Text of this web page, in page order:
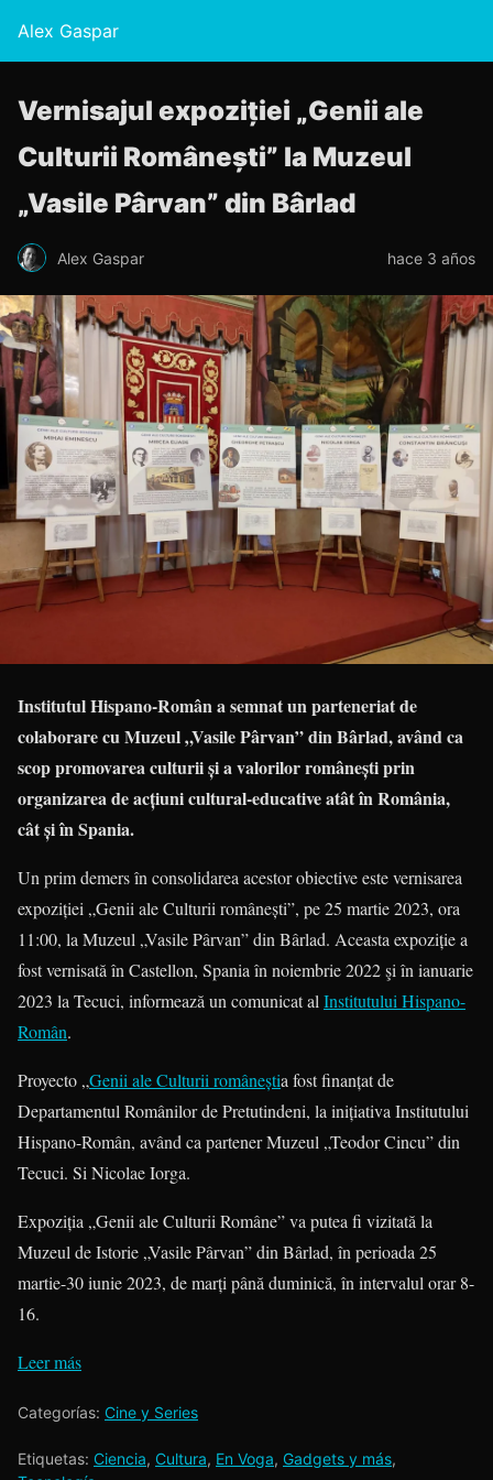
Alex Gaspar
Vernisajul expoziției „Genii ale
Culturii Românești” la Muzeul
„Vasile Pârvan” din Bârlad
Alex Gaspar hace 3 años
Institutul Hispano-Român a semnat un parteneriat de
colaborare cu Muzeul „Vasile Pârvan” din Bârlad, având ca
scop promovarea culturii și a valorilor românești prin
organizarea de acțiuni cultural-educative atât în ​​România,
cât și în Spania.
Un prim demers în consolidarea acestor obiective este vernisarea
expoziției „Genii ale Culturii românești”, pe 25 martie 2023, ora
11:00, la Muzeul „Vasile Pârvan” din Bârlad. Aceasta expoziție a
fost vernisată în Castellon, Spania în noiembrie 2022 şi în ianuarie
2023 la Tecuci, informează un comunicat al Institutului Hispano-
Român.
Proyecto „Genii ale Culturii româneștia fost finanțat de
Departamentul Românilor de Pretutindeni, la inițiativa Institutului
Hispano-Român, având ca partener Muzeul „Teodor Cincu” din
Tecuci. Si Nicolae Iorga.
Expoziția „Genii ale Culturii Române” va putea fi vizitată la
Muzeul de Istorie „Vasile Pârvan” din Bârlad, în perioada 25
martie-30 iunie 2023, de marți până duminică, în intervalul orar 8-
16.
Leer más
Categorías: Cine y Series
Etiquetas: Ciencia, Cultura, En Voga, Gadgets y más,